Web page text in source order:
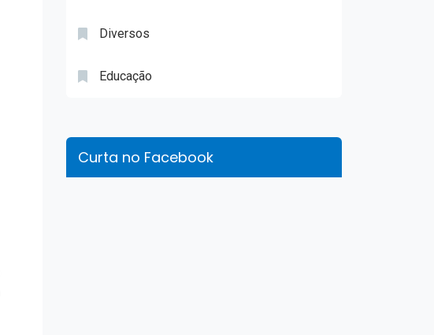
Diversos
Educação
Curta no Facebook